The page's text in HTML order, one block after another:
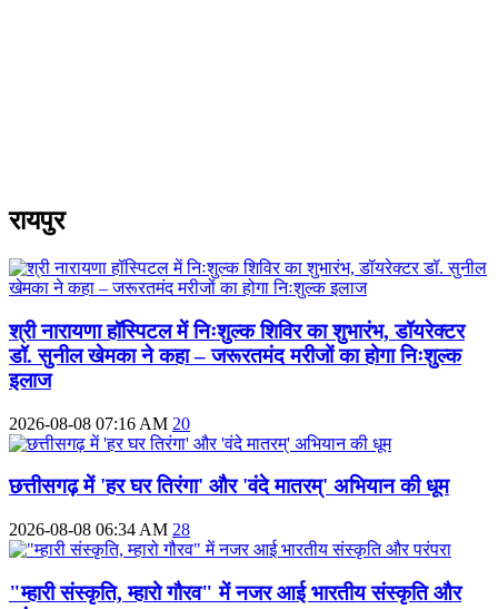
रायपुर
श्री नारायणा हॉस्पिटल में निःशुल्क शिविर का शुभारंभ, डॉयरेक्टर
डॉ. सुनील खेमका ने कहा – जरूरतमंद मरीजों का होगा निःशुल्क
इलाज
2026-08-08 07:16 AM 20
छत्तीसगढ़ में 'हर घर तिरंगा' और 'वंदे मातरम्' अभियान की धूम
2026-08-08 06:34 AM 28
"म्हारी संस्कृति, म्हारो गौरव" में नजर आई भारतीय संस्कृति और